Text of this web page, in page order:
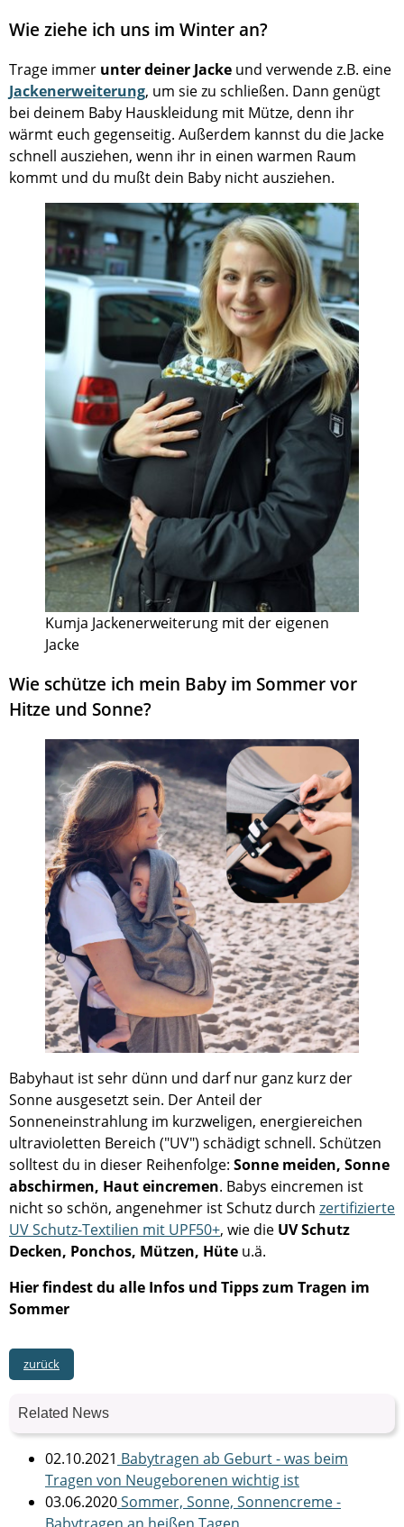
Wie ziehe ich uns im Winter an?
Trage immer unter deiner Jacke und verwende z.B. eine
Jackenerweiterung, um sie zu schließen. Dann genügt
bei deinem Baby Hauskleidung mit Mütze, denn ihr
wärmt euch gegenseitig. Außerdem kannst du die Jacke
schnell ausziehen, wenn ihr in einen warmen Raum
kommt und du mußt dein Baby nicht ausziehen.
Kumja Jackenerweiterung mit der eigenen
Jacke
Wie schütze ich mein Baby im Sommer vor
Hitze und Sonne?
Babyhaut ist sehr dünn und darf nur ganz kurz der
Sonne ausgesetzt sein. Der Anteil der
Sonneneinstrahlung im kurzweligen, energiereichen
ultravioletten Bereich ("UV") schädigt schnell. Schützen
solltest du in dieser Reihenfolge: Sonne meiden, Sonne
abschirmen, Haut eincremen. Babys eincremen ist
nicht so schön, angenehmer ist Schutz durch zertifizierte
UV Schutz-Textilien mit UPF50+, wie die UV Schutz
Decken, Ponchos, Mützen, Hüte u.ä.
Hier findest du alle Infos und Tipps zum Tragen im
Sommer
zurück
Related News
02.10.2021 Babytragen ab Geburt - was beim
Tragen von Neugeborenen wichtig ist
03.06.2020Sommer, Sonne, Sonnencreme -